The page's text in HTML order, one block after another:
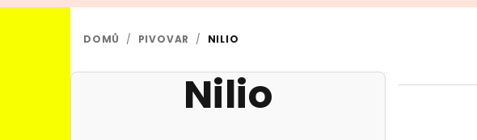
DOMŮ / PIVOVAR / NILIO
Nilio